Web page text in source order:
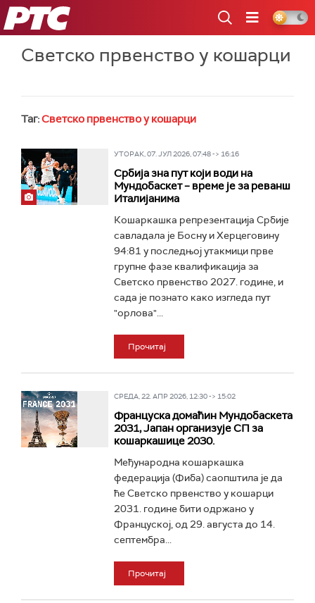
РТС
Светско првенство у кошарци
Таг:Светско првенство у кошарци
УТОРАК, 07. ЈУЛ 2026, 07:48 -> 16:16
Србија зна пут који води на
Мундобаскет – време је за реванш
Италијанима
Кошаркашка репрезентација Србије
савладала је Босну и Херцеговину
94:81 у последњој утакмици прве
групне фазе квалификација за
Светско првенство 2027. године, и
сада је познато како изгледа пут
"орлова"...
Прочитај
СРЕДА, 22. АПР 2026, 12:30 -> 15:02
Француска домаћин Мундобаскета
2031, Јапан организује СП за
кошаркашице 2030.
Међународна кошаркашка
федерација (Фиба) саопштила је да
ће Светско првенство у кошарци
2031. године бити одржано у
Француској, од 29. августа до 14.
септембра...
Прочитај